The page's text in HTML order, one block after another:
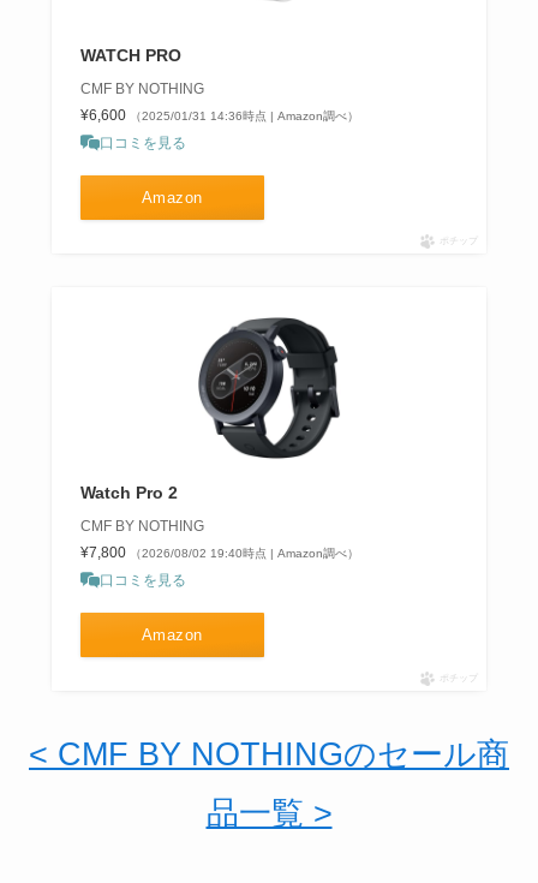
WATCH PRO
CMF BY NOTHING
¥6,600
（2025/01/31 14:36時点 | Amazon調べ）
口コミを見る
Amazon
ポチップ
Watch Pro 2
CMF BY NOTHING
¥7,800
（2026/08/02 19:40時点 | Amazon調べ）
口コミを見る
Amazon
ポチップ
< CMF BY NOTHINGのセール商
品一覧 >